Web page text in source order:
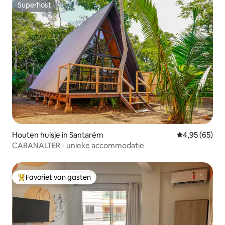
Superhost
Superhost
Houten huisje in Santarém Gemiddelde
4,95 (65)
CABANALTER - unieke accommodatie
Topfavoriet van gasten
Favoriet van gasten